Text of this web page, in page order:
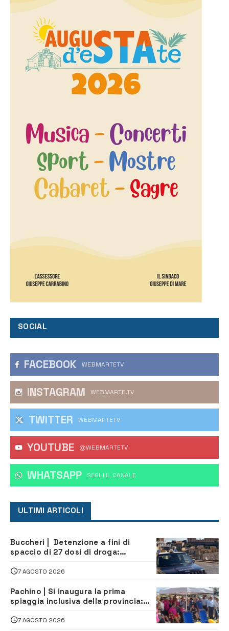
SOCIAL
FACEBOOK WEBMARTETV
INSTAGRAM WEBMARTE.TV
TWITTER WEBMARTETV
YOUTUBE @WEBMARTETV
WHATSAPP ‎SEGUI IL CANALE
ULTIMI ARTICOLI
Buccheri | Detenzione a fini di
spaccio di 27 dosi di droga:
7 AGOSTO 2026
Pachino | Si inaugura la prima
spiaggia inclusiva della provincia:
tutti
7 AGOSTO 2026